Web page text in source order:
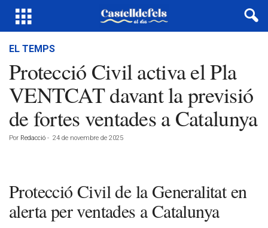
EL TEMPS
Protecció Civil activa el Pla
VENTCAT davant la previsió
de fortes ventades a Catalunya
Por Redacció - 24 de novembre de 2025
Protecció Civil de la Generalitat en
alerta per ventades a Catalunya